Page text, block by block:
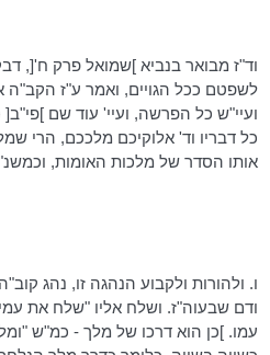
וד"ז מבואר בנביא ]שמואל פרק ח'[,
לשפטם ככל הגויים, ואמר ע"ז הקב"ה
ועיי"ש כל הפרשה, ועיי' עוד שם ]פי"ב[
כל דבריו וד' אלוקיכם מלככם, הרי
אותו הסדר של מלכות האומות,
ו. ולהורות ולקבוע הנהגה זו, נהג קוב"ה
ודם שבעוה"ז. ושלח אליו "שלח את
עמו. ]כן הוא דרכו של מלך - כמ"ש